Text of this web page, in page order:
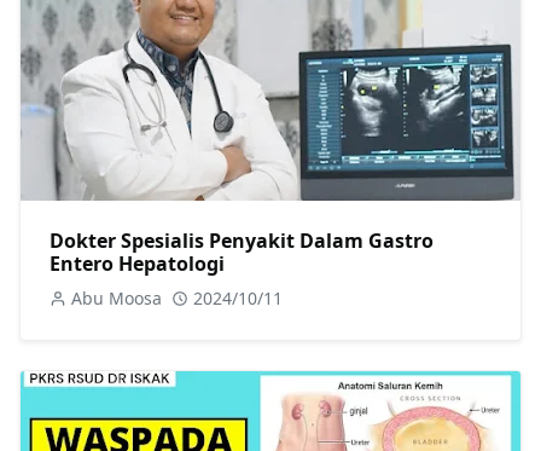
Dokter Spesialis Penyakit Dalam Gastro
Entero Hepatologi
Abu Moosa 2024/10/11